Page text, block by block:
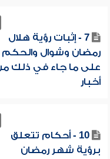
7 - إثبات رؤية هلال
رمضان وشوال والحكم
على ما جاء في ذلك
أخبار
10 - أحكام تتعلق
برؤية شهر رمضان